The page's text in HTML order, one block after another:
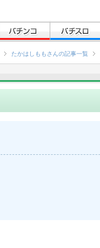
たかはしももさんの記事一覧